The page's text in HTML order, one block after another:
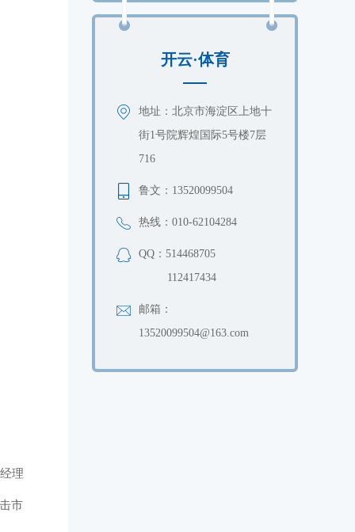
理
市
开云·体育
地址：北京市海淀区上地十
街1号院辉煌国际5号楼7层
716
鲁文：13520099504
热线：010-62104284
QQ：514468705
112417434
邮箱：
13520099504@163.com